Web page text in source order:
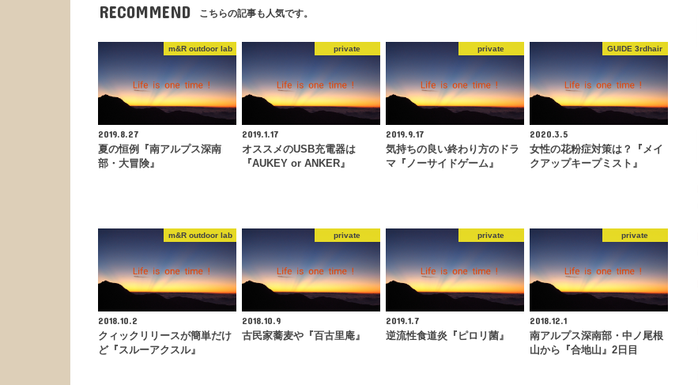
RECOMMEND こちらの記事も人気です。
m&R outdoor lab
2019.8.27
夏の恒例『南アルプス深南
部・大冒険』
private
2019.1.17
オススメのUSB充電器は
『AUKEY or ANKER』
private
2019.9.17
気持ちの良い終わり方のドラ
マ『ノーサイドゲーム』
GUIDE 3rdhair
2020.3.5
女性の花粉症対策は？『メイ
クアップキープミスト』
m&R outdoor lab
2018.10.2
クィックリリースが簡単だけ
ど『スルーアクスル』
private
2018.10.9
古民家蕎麦や『百古里庵』
private
2019.1.7
逆流性食道炎『ピロリ菌』
private
2018.12.1
南アルプス深南部・中ノ尾根
山から『合地山』2日目